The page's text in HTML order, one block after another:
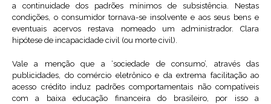
a continuidade dos padrões mínimos de subsistência. Nestas
condições, o consumidor tornava-se insolvente e aos seus bens e
eventuais acervos restava nomeado um administrador. Clara
hipótese de incapacidade civil (ou morte civil).
Vale a menção que a ‘sociedade de consumo’, através das
publicidades, do comércio eletrônico e da extrema facilitação ao
acesso crédito induz padrões comportamentais não compatíveis
com a baixa educação financeira do brasileiro, por isso a